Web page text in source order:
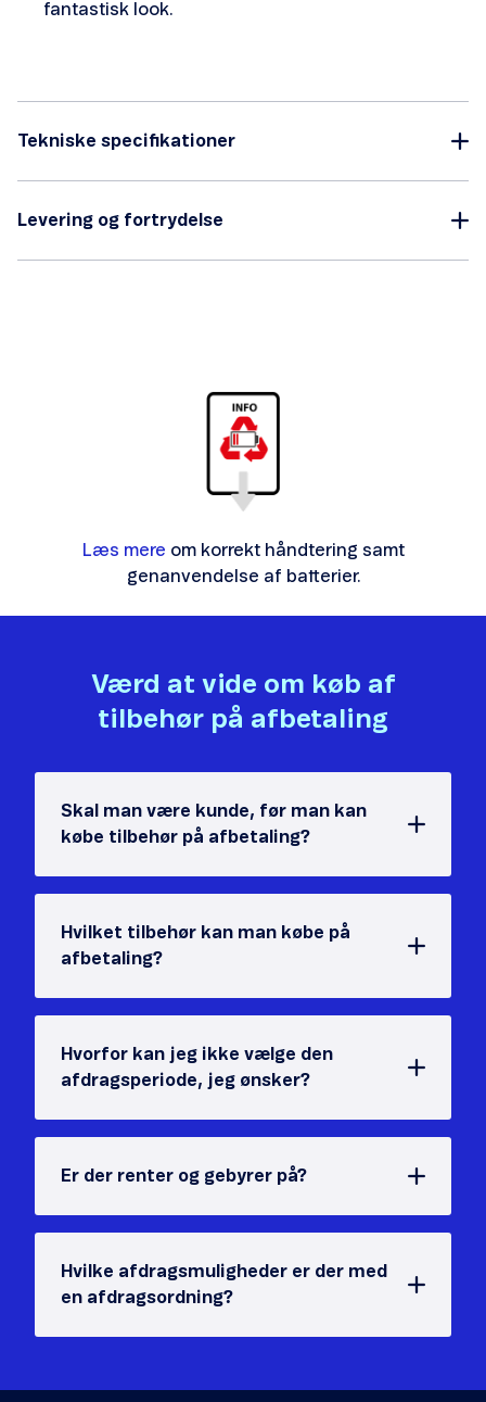
fantastisk look.
Tekniske specifikationer
Levering og fortrydelse
Læs mere om korrekt håndtering samt
genanvendelse af batterier.
Værd at vide om køb af
tilbehør på afbetaling
Skal man være kunde, før man kan
købe tilbehør på afbetaling?
Hvilket tilbehør kan man købe på
afbetaling?
Hvorfor kan jeg ikke vælge den
afdragsperiode, jeg ønsker?
Er der renter og gebyrer på?
Hvilke afdragsmuligheder er der med
en afdragsordning?